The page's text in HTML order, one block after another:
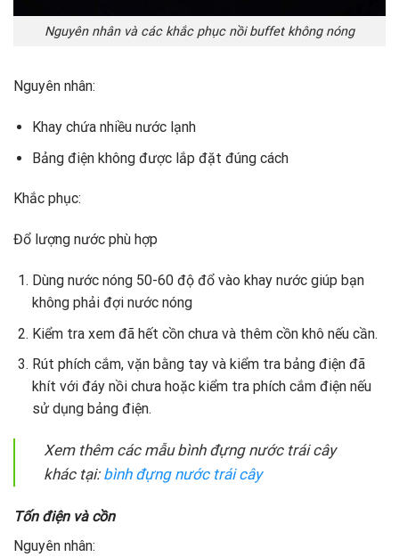
Nguyên nhân và các khắc phục nồi buffet không nóng
Nguyên nhân:
Khay chứa nhiều nước lạnh
Bảng điện không được lắp đặt đúng cách
Khắc phục:
Đổ lượng nước phù hợp
Dùng nước nóng 50-60 độ đổ vào khay nước giúp bạn
không phải đợi nước nóng
Kiểm tra xem đã hết cồn chưa và thêm cồn khô nếu cần.
Rút phích cắm, vặn bằng tay và kiểm tra bảng điện đã
khít với đáy nồi chưa hoặc kiểm tra phích cắm điện nếu
sử dụng bảng điện.
Xem thêm các mẫu bình đựng nước trái cây
khác tại: bình đựng nước trái cây
Tốn điện và cồn
Nguyên nhân: